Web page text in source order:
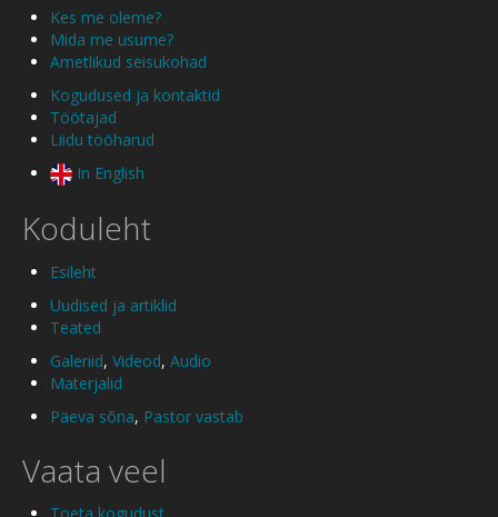
Kes me oleme?
Mida me usume?
Ametlikud seisukohad
Kogudused ja kontaktid
Töötajad
Liidu tööharud
In English
Koduleht
Esileht
Uudised ja artiklid
Teated
Galeriid, Videod, Audio
Materjalid
Päeva sõna, Pastor vastab
Vaata veel